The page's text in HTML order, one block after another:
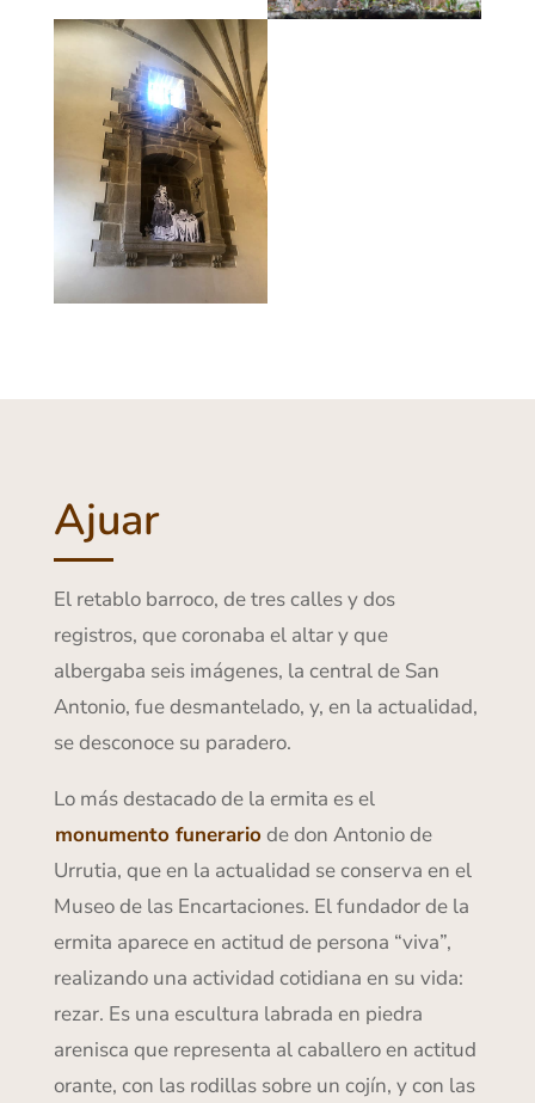
Ajuar
El retablo barroco, de tres calles y dos
registros, que coronaba el altar y que
albergaba seis imágenes, la central de San
Antonio, fue desmantelado, y, en la actualidad,
se desconoce su paradero.
Lo más destacado de la ermita es el
monumento funerariode don Antonio de
Urrutia, que en la actualidad se conserva en el
Museo de las Encartaciones. El fundador de la
ermita aparece en actitud de persona “viva”,
realizando una actividad cotidiana en su vida:
rezar. Es una escultura labrada en piedra
arenisca que representa al caballero en actitud
orante, con las rodillas sobre un cojín, y con las